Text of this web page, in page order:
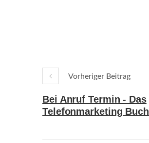
Vorheriger Beitrag
Bei Anruf Termin - Das
Telefonmarketing Buch